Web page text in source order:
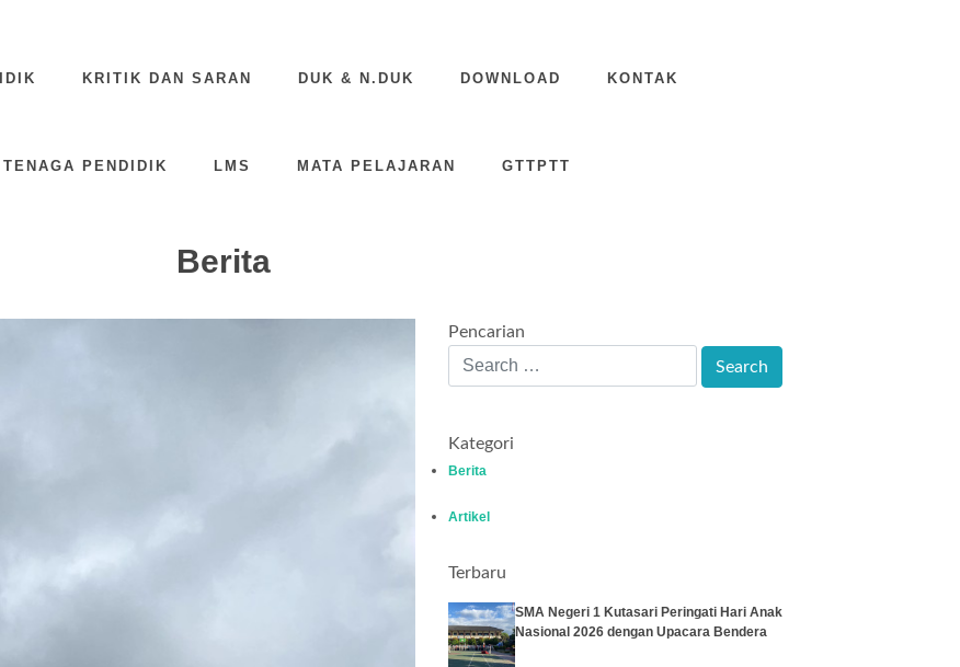
KRITIK DAN SARAN DUK & N.DUK DOWNLOAD KONTAK
PENDIDIK LMS MATA PELAJARAN GTTPTT
Berita
Pencarian
Kategori
Berita
Artikel
Terbaru
SMA Negeri 1 Kutasari Peringati Hari Anak
Nasional 2026 dengan Upacara Bendera